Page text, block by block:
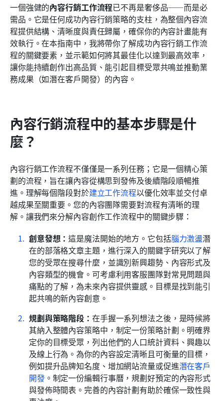
一個強健的內容行銷工作流程已不再是奢侈品——而是必
需品。它是任何成功內容行銷策略的支柱，為整個內容流
程提供結構、清晰度與責任歸屬，確保你的內容計畫能有
效執行。在本指南中，我將帶你了解成功內容行銷工作流
程的關鍵要素，並示範如何將其最佳化以達到最高效率，
讓你能持續創作出高品質、能引起目標受眾共鳴並推動業
務成果（如潛在客戶開發）的內容。
內容行銷流程中的基本步驟是什
麼？
內容行銷工作流程不僅僅是一系列任務；它是一個精心策
劃的流程，旨在讓內容從構思到發佈及後續階段順暢推
進。理解每個階段對於建立工作流程以優化效率並交付卓
越成果至關重要。您的內容團隊需要對流程有清晰的理
解。讓我們來分解內容創作工作流程中的關鍵步驟：
創意發想：這是魔法開始的地方。它包括腦力激盪潛
在的部落格文章主題，進行深入的關鍵字研究以了解
您的受眾在搜尋什麼，並識別新興趨勢、內容形式及
內容類型的機會。可考慮利用客服團隊對常見問題與
痛點的了解，為未來內容提供靈感。目標是找到能引
起共鳴的新內容創意。
規劃與策略階段： 在手握一系列想法之後，是時候將
其納入整體內容策略中，制定一份策略計劃。明確界
定你的目標受眾，列出他們的人口統計資料、興趣以
及線上行為。為你的內容設定清晰且可衡量的目標，
例如提升品牌知名度、增加網站流量或促進潛在客戶
開發。制定一份編輯行事曆，規劃好預定的內容形式
與發佈時間表。完善的內容計劃有助於確保一致性與
相關閱讀